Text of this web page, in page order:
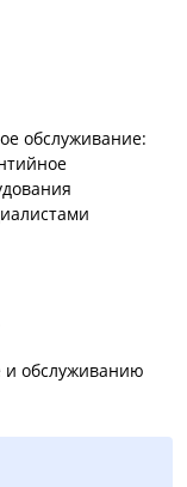
обслуживание:
и обслуживанию